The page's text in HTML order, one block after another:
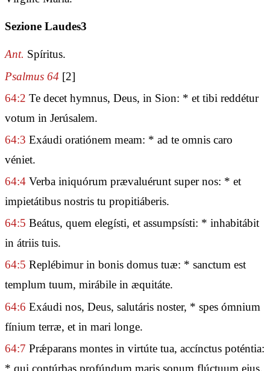
Sezione Laudes3
Ant. Spíritus.
Psalmus 64 [2]
64:2 Te decet hymnus, Deus, in Sion: * et tibi reddétur
votum in Jerúsalem.
64:3 Exáudi oratiónem meam: * ad te omnis caro
véniet.
64:4 Verba iniquórum prævaluérunt super nos: * et
impietátibus nostris tu propitiáberis.
64:5 Beátus, quem elegísti, et assumpsísti: * inhabitábit
in átriis tuis.
64:5 Replébimur in bonis domus tuæ: * sanctum est
templum tuum, mirábile in æquitáte.
64:6 Exáudi nos, Deus, salutáris noster, * spes ómnium
fínium terræ, et in mari longe.
64:7 Prǽparans montes in virtúte tua, accínctus poténtia:
* qui contúrbas profúndum maris sonum flúctuum ejus.